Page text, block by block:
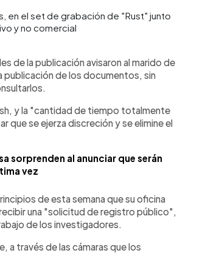
en el set de grabación de "Rust" junto
y no comercial
de la publicación avisaron al marido de
publicación de los documentos, sin
y la "cantidad de tiempo totalmente
que se ejerza discreción y se elimine el
sorprenden al anunciar que serán
vez
de esta semana que su oficina
una "solicitud de registro público",
de los investigadores.
a través de las cámaras que los